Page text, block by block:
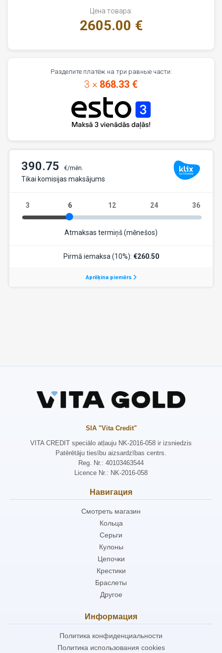
Цена товара:
2605.00 €
Разделите платёж на три равные части:
3 × 868.33 €
SIA "Vita Credit"
VITA CREDIT speciālo atļauju NK-2016-058 ir izsniedzis
Patērētāju tiesību aizsardzības centrs.
Reg. Nr.: 40103463544
Licence Nr.: NK-2016-058
Навигация
Смотреть магазин
Кольца
Серьги
Кулоны
Цепочки
Крестики
Браслеты
Другое
Информация
Политика конфиденциальности
Политика использования cookies